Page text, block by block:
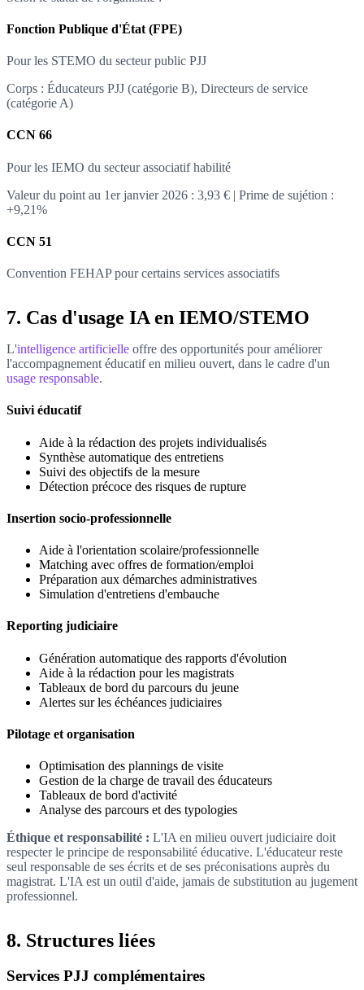
Fonction Publique d'État (FPE)
Pour les STEMO du secteur public PJJ
Corps : Éducateurs PJJ (catégorie B), Directeurs de service
(catégorie A)
CCN 66
Pour les IEMO du secteur associatif habilité
Valeur du point au 1er janvier 2026 : 3,93 € | Prime de sujétion :
+9,21%
CCN 51
Convention FEHAP pour certains services associatifs
7. Cas d'usage IA en IEMO/STEMO
L'intelligence artificielle offre des opportunités pour améliorer
l'accompagnement éducatif en milieu ouvert, dans le cadre d'un
usage responsable.
Suivi éducatif
Aide à la rédaction des projets individualisés
Synthèse automatique des entretiens
Suivi des objectifs de la mesure
Détection précoce des risques de rupture
Insertion socio-professionnelle
Aide à l'orientation scolaire/professionnelle
Matching avec offres de formation/emploi
Préparation aux démarches administratives
Simulation d'entretiens d'embauche
Reporting judiciaire
Génération automatique des rapports d'évolution
Aide à la rédaction pour les magistrats
Tableaux de bord du parcours du jeune
Alertes sur les échéances judiciaires
Pilotage et organisation
Optimisation des plannings de visite
Gestion de la charge de travail des éducateurs
Tableaux de bord d'activité
Analyse des parcours et des typologies
Éthique et responsabilité : L'IA en milieu ouvert judiciaire doit
respecter le principe de responsabilité éducative. L'éducateur reste
seul responsable de ses écrits et de ses préconisations auprès du
magistrat. L'IA est un outil d'aide, jamais de substitution au jugement
professionnel.
8. Structures liées
Services PJJ complémentaires